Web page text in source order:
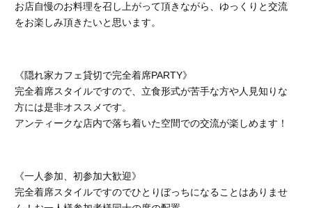
お店自慢のお料理を召し上がって頂きながら、ゆっくりと交流
をお楽しみ頂きたいと思います。
《隠れ家カフェ貸切で完全着席PARTY》
完全着席スタイルですので、立食形式が苦手な方や人見知りな
方には是非オススメです。
アンティークな店内で落ち着いた空間での交流が楽しめます！
《一人参加、初参加大歓迎》
完全着席スタイルですのでひとりぼっちになることはありませ